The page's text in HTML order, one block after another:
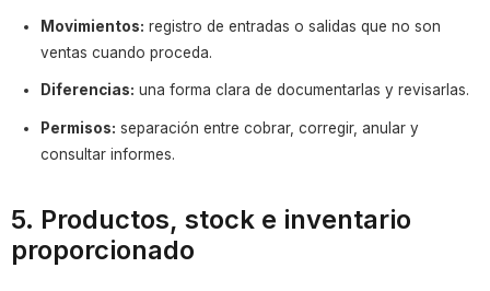
Movimientos: registro de entradas o salidas que no son
ventas cuando proceda.
Diferencias: una forma clara de documentarlas y revisarlas.
Permisos: separación entre cobrar, corregir, anular y
consultar informes.
5. Productos, stock e inventario
proporcionado